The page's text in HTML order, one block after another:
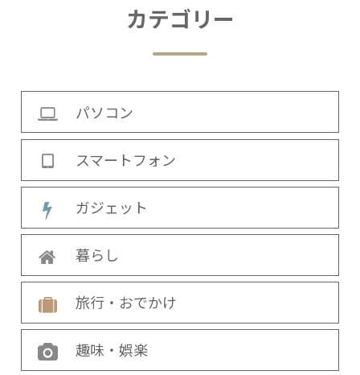
カテゴリー
パソコン
スマートフォン
ガジェット
暮らし
旅行・おでかけ
趣味・娯楽